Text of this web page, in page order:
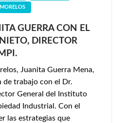
MORELOS
GUERRA CON EL
DIRECTOR
Juanita Guerra Mena,
de trabajo con el Dr.
General del Instituto
Industrial. Con el
las estrategias que